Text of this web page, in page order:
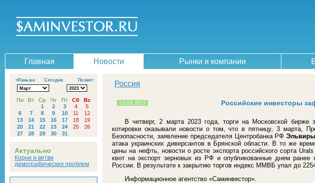
Главная Новости Рынки и компании
<Раньше Сегодня Позже>
Пн Вт Ср Чт Пт Сб
Вс
1
2 3 4
5
6
7 8 9 10 11
12
13
14 15 16 17 18
19
20
21 22 23 24 25
26
27
28 29 30 31
Актуально
Корни и ветви
демографических проблем
Россия
03.03.2023 Российские инвесторы
В четверг, 2 марта 2023 года, торги на Московской бирже
котировки оказывали новости о том, что в пятницу, 3 марта,
Безопасности, заявление председателя Центробанка РФ
атака украинских диверсантов в Брянской области. В то же
цены на нефть, новости о росте экспорта российского сорта
квот на экспорт зерновых из РФ и опубликованные днем ранее
России. В результате к закрытию торгов индекс ММВБ упал до
Информационное агентство «Саминвестор».